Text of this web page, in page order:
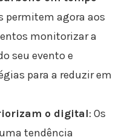
permitem agora aos
monitorizar a
seu evento e
para a reduzir em
o digital: Os
tendência